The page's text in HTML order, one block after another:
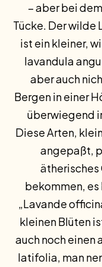
– aber bei
Tücke. Der wilde
ist ein kleiner,
lavandula
aber auch
Bergen in einer
überwiegend
Diese Arten,
angepaßt,
ätherisches
bekommen, es
„Lavande
kleinen Blüten
auch noch einen
latifolia, man